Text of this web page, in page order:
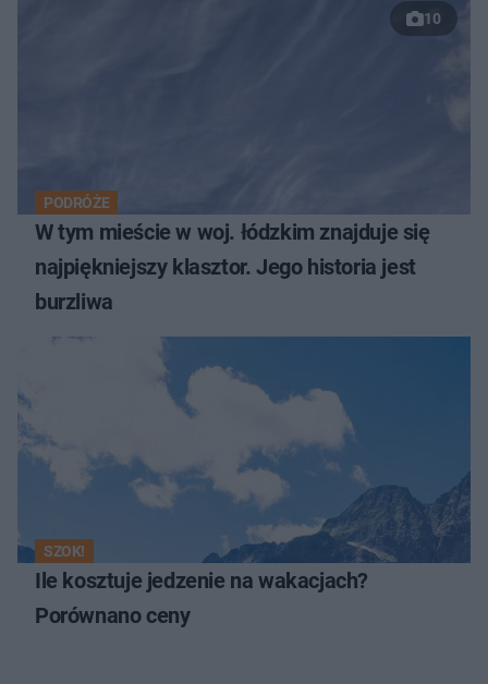
10
PODRÓŻE
W tym mieście w woj. łódzkim znajduje się
najpiękniejszy klasztor. Jego historia jest
burzliwa
SZOK!
Ile kosztuje jedzenie na wakacjach?
Porównano ceny